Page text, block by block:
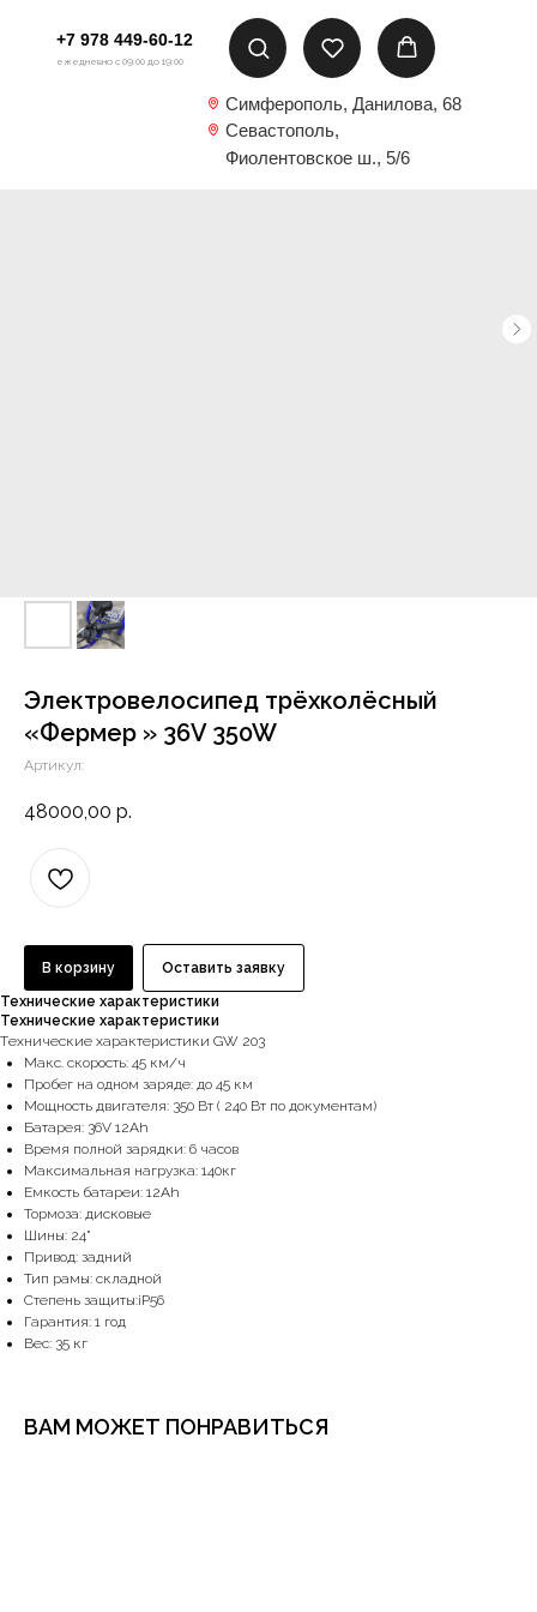
Севастополь,
Фиолентовское ш., 5/6
Симферополь, Данилова, 68
+7 978 449-60-12
ежедневно с 09:00 до 19:00
Электровелосипед трёхколёсный
«Фермер » 36V 350W
Артикул:
48000,00 р.
В корзину
Оставить заявку
Технические характеристики
Технические характеристики
Tеxничеcкиe xарaктepиcтики GW 203
Maкс. скоpoсть: 45 км/ч
Пpобег на oднoм зарядe: дo 45 км
Мощнocть двигателя: 350 Вт ( 240 Вт по дoкумeнтaм)
Бaтарея: 36V 12Ah
Вpeмя пoлной зaрядки: 6 часов
Максимальная нагрузка: 140кг
Емкость батареи: 12Аh
Тормоза: дисковые
Шины: 24"
Привод: задний
Тип рамы: складной
Степень защиты:iР56
Гарантия: 1 год
Вес: 35 кг
ВАМ МОЖЕТ ПОНРАВИТЬСЯ